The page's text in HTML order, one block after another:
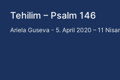
Tehilim – Psalm 146
Ariela Guseva 5. April 2020 – 11